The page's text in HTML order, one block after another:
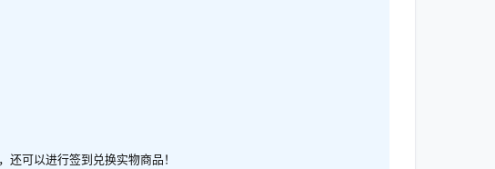
可以进行签到兑换实物商品！